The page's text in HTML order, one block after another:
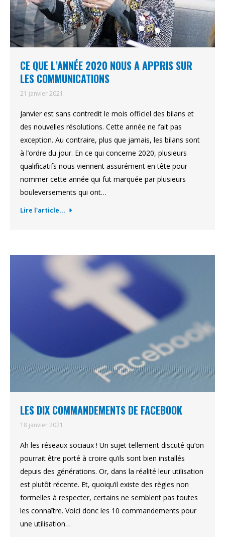
CE QUE L’ANNÉE 2020 NOUS A APPRIS SUR
LES COMMUNICATIONS
21 janvier 2021
Janvier est sans contredit le mois officiel des bilans et
des nouvelles résolutions. Cette année ne fait pas
exception. Au contraire, plus que jamais, les bilans sont
à l’ordre du jour. En ce qui concerne 2020, plusieurs
qualificatifs nous viennent assurément en tête pour
nommer cette année qui fut marquée par plusieurs
bouleversements qui ont…
Lire l'article...
LES DIX COMMANDEMENTS DE FACEBOOK
18 janvier 2021
Ah les réseaux sociaux ! Un sujet tellement discuté qu’on
pourrait être porté à croire qu’ils sont bien installés
depuis des générations. Or, dans la réalité leur utilisation
est plutôt récente. Et, quoiqu’il existe des règles non
formelles à respecter, certains ne semblent pas toutes
les connaître. Voici donc les 10 commandements pour
une utilisation…